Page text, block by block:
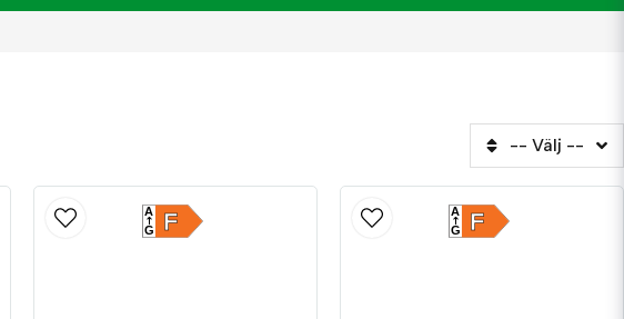
-- Välj --
F
A
G F
A
G